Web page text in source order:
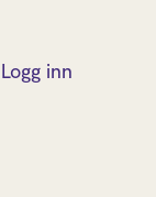
Logg inn